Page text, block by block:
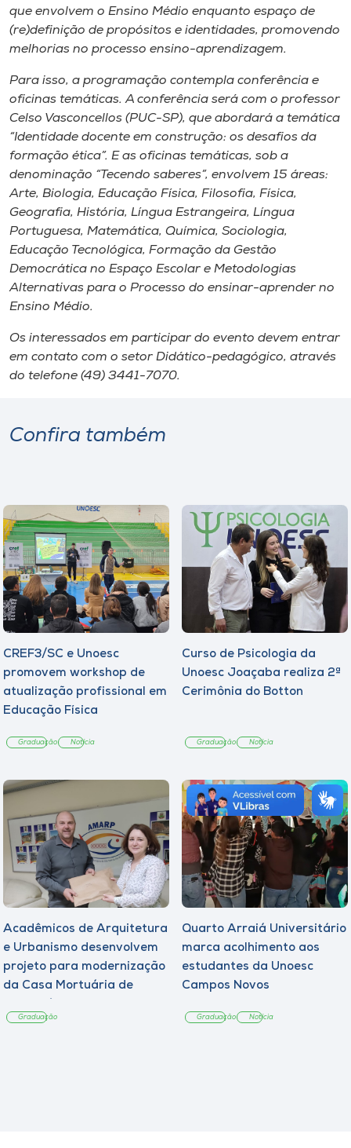
Editora
Rádio
Museu
Unoesc
Store
Selecione
o idioma
A-
que envolvem o Ensino Médio enquanto espaço de
(re)definição de propósitos e identidades, promovendo
melhorias no processo ensino-aprendizagem.
Para isso, a programação contempla conferência e
oficinas temáticas. A conferência será com o professor
Celso Vasconcellos (PUC-SP), que abordará a temática
“Identidade docente em construção: os desafios da
formação ética”. E as oficinas temáticas, sob a
denominação “Tecendo saberes”, envolvem 15 áreas:
Arte, Biologia, Educação Física, Filosofia, Física,
Geografia, História, Língua Estrangeira, Língua
Portuguesa, Matemática, Química, Sociologia,
Educação Tecnológica, Formação da Gestão
Democrática no Espaço Escolar e Metodologias
Alternativas para o Processo do ensinar-aprender no
Ensino Médio.
Os interessados em participar do evento devem entrar
em contato com o setor Didático-pedagógico, através
do telefone (49) 3441-7070.
Confira também
CREF3/SC e Unoesc
promovem workshop de
atualização profissional em
Educação Física
Graduação Notícia
Curso de Psicologia da
Unoesc Joaçaba realiza 2ª
Cerimônia do Botton
Graduação Notícia
Acadêmicos de Arquitetura
e Urbanismo desenvolvem
projeto para modernização
da Casa Mortuária de
Graduação
Quarto Arraiá Universitário
marca acolhimento aos
estudantes da Unoesc
Campos Novos
Graduação Notícia